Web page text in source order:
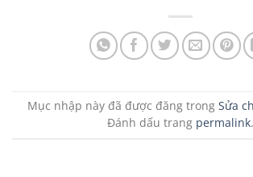
Mục nhập này đã được đăng trong Sửa
Đánh dấu trang permalink.